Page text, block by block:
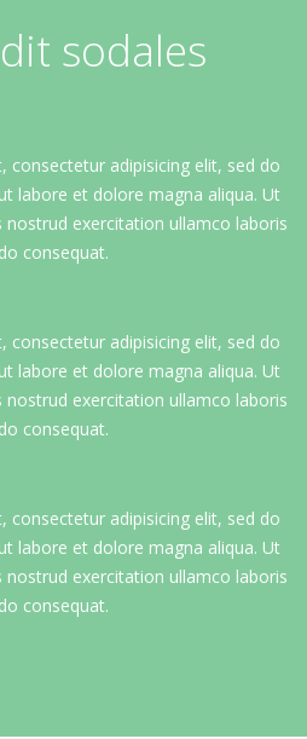
sodales
consectetur adipisicing elit, sed do
labore et dolore magna aliqua. Ut
nostrud exercitation ullamco laboris
consequat.
consectetur adipisicing elit, sed do
labore et dolore magna aliqua. Ut
nostrud exercitation ullamco laboris
consequat.
consectetur adipisicing elit, sed do
labore et dolore magna aliqua. Ut
nostrud exercitation ullamco laboris
consequat.